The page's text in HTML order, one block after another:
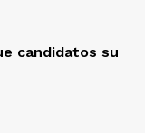
candidatos su